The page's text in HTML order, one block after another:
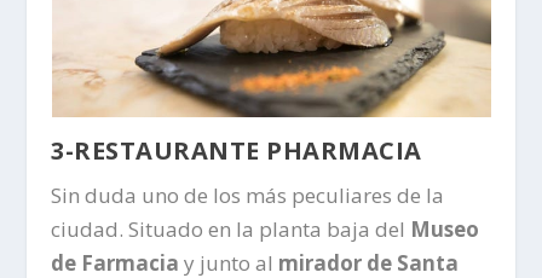
3-RESTAURANTE PHARMACIA
Sin duda uno de los más peculiares de la
ciudad. Situado en la planta baja del Museo
de Farmacia y junto al mirador de Santa